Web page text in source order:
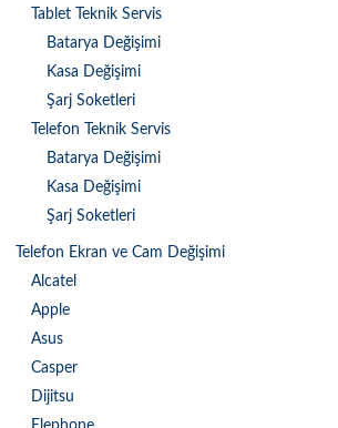
Tablet Teknik Servis
Batarya Değişimi
Kasa Değişimi
Şarj Soketleri
Telefon Teknik Servis
Batarya Değişimi
Kasa Değişimi
Şarj Soketleri
Telefon Ekran ve Cam Değişimi
Alcatel
Apple
Asus
Casper
Dijitsu